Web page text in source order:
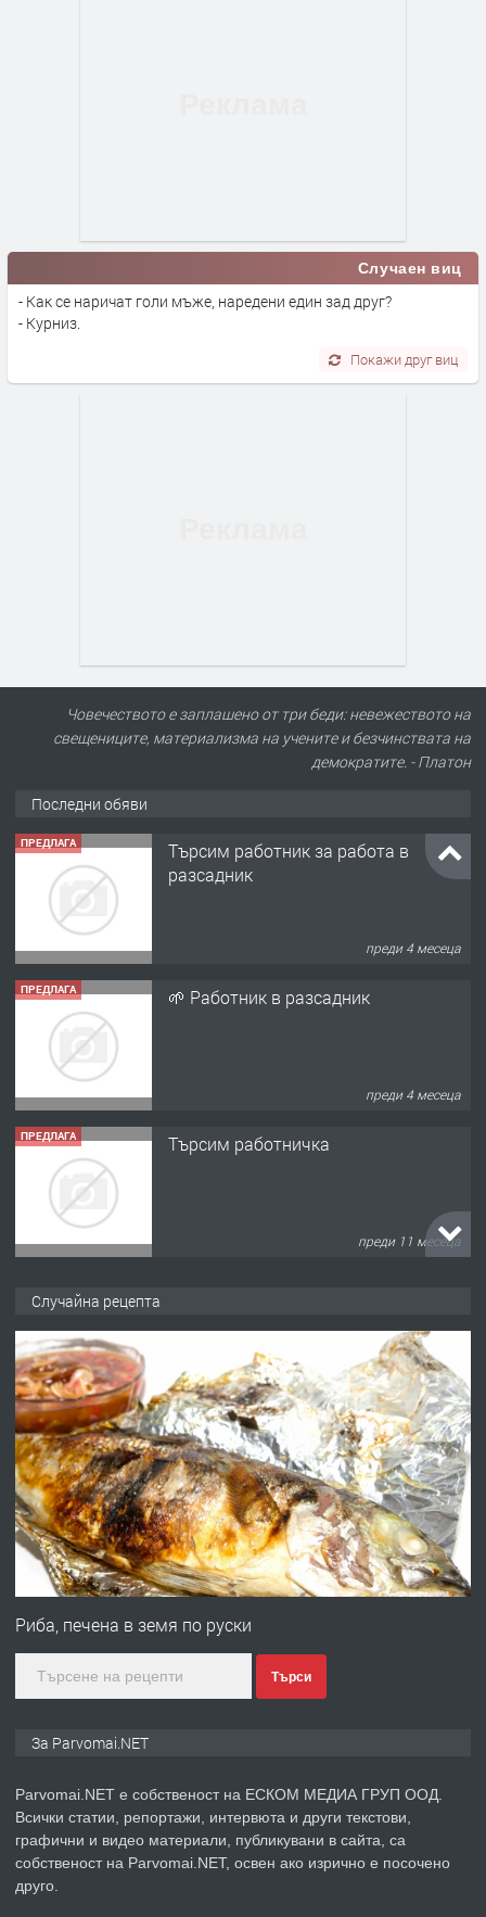
Случаен виц
- Как се наричат голи мъже, наредени един зад друг?
- Курниз.
Покажи друг виц
Човечеството е заплашено от три беди: невежеството на
свещениците, материализма на учените и безчинствата на
демократите. - Платон
Последни обяви
ПРЕДЛАГА
Търсим работник за работа в
разсадник
преди 4 месеца
ПРЕДЛАГА 🌱 Работник в разсадник
преди 4 месеца
ПРЕДЛАГА Търсим работничка
преди 11 месеца
преди 1 година
ПРЕДЛАГА Работа за общи работници
преди 1 година
ПРЕДЛАГА
Първи поход "По стъпките на Ангел
преди 1 година
ПРЕДЛАГА Уроци по Математика
Случайна рецепта
Риба, печена в земя по руски
Търси
За Parvomai.NET
Parvomai.NET е собственост на ЕСКОМ МЕДИА ГРУП ООД.
Всички статии, репортажи, интервюта и други текстови,
графични и видео материали, публикувани в сайта, са
собственост на Parvomai.NET, освен ако изрично е посочено
друго.